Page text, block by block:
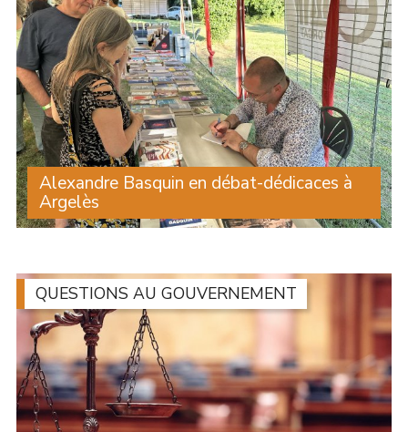
Alexandre Basquin en débat-dédicaces à
Argelès
Une centaine de personnes ont assisté à l’intervention
cadre de son festival à Argelès. À la (...)
QUESTIONS AU GOUVERNEMENT